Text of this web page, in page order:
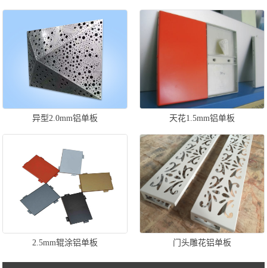
异型2.0mm铝单板 天花1.5mm铝单板
2.5mm辊涂铝单板 门头雕花铝单板